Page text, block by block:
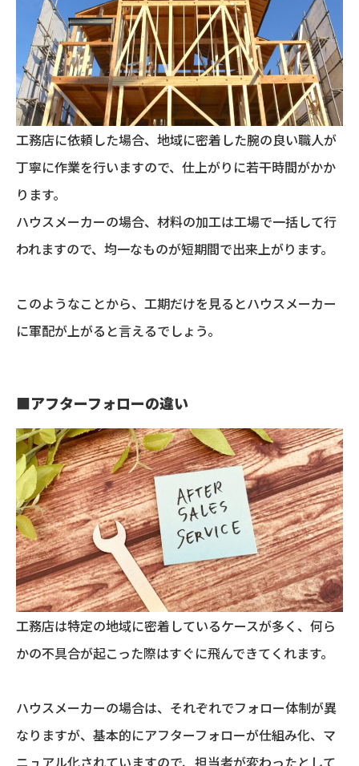
工務店に依頼した場合、地域に密着した腕の良い職人が
丁寧に作業を行いますので、仕上がりに若干時間がかか
ります。
ハウスメーカーの場合、材料の加工は工場で一括して行
われますので、均一なものが短期間で出来上がります。
このようなことから、工期だけを見るとハウスメーカー
に軍配が上がると言えるでしょう。
■アフターフォローの違い
工務店は特定の地域に密着しているケースが多く、何ら
かの不具合が起こった際はすぐに飛んできてくれます。
ハウスメーカーの場合は、それぞれでフォロー体制が異
なりますが、基本的にアフターフォローが仕組み化、マ
ニュアル化されていますので、担当者が変わったとして